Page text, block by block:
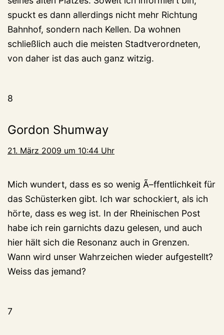
spuckt es dann allerdings nicht mehr Richtung
Bahnhof, sondern nach Kellen. Da wohnen
schließlich auch die meisten Stadtverordneten,
von daher ist das auch ganz witzig.
8
Gordon Shumway
21. März 2009 um 10:44 Uhr
Mich wundert, dass es so wenig Ã–ffentlichkeit für
das Schüsterken gibt. Ich war schockiert, als ich
hörte, dass es weg ist. In der Rheinischen Post
habe ich rein garnichts dazu gelesen, und auch
hier hält sich die Resonanz auch in Grenzen.
Wann wird unser Wahrzeichen wieder aufgestellt?
Weiss das jemand?
7